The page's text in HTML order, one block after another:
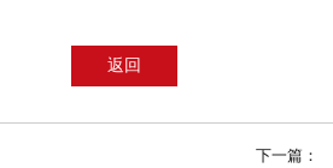
返回
下一篇：